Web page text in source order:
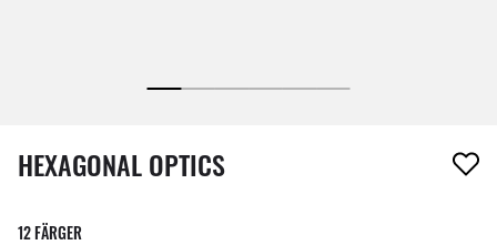
1 artikel har tagits bort från din önskelista
HEXAGONAL OPTICS
12 FÄRGER